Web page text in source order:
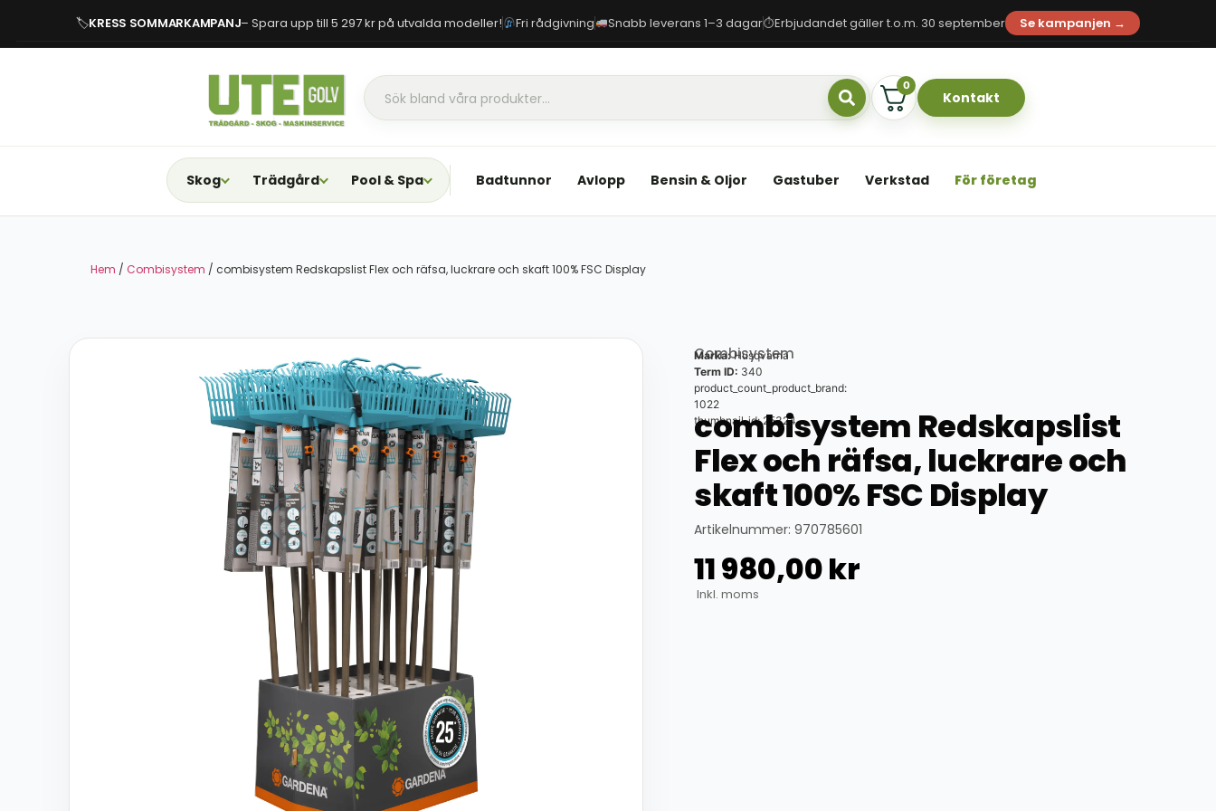
🏷KRESS SOMMARKAMPANJ– Spara upp till 5 297 kr på utvalda modeller! Fri rådgivning Snabb leverans 1–3 dagar⏱Erbjudandet gäller t.o.m. 30 september Se kampanjen →
0
Kontakt
Skog Trädgård Pool & Spa Badtunnor Avlopp Bensin & Oljor Gastuber Verkstad För företag
Hem / Combisystem / combisystem Redskapslist Flex och räfsa, luckrare och skaft 100% FSC Display
Combisystem
Marka:Husqvarna
Term ID: 340
product_count_product_brand:
1022
thumbnail_id: 25324
combisystem Redskapslist
Flex och räfsa, luckrare och
skaft 100% FSC Display
Artikelnummer: 970785601
11 980,00kr
Inkl. moms